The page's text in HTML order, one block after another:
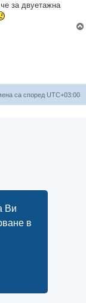
Ви
в
за двуетажна
са според UTC+03:00